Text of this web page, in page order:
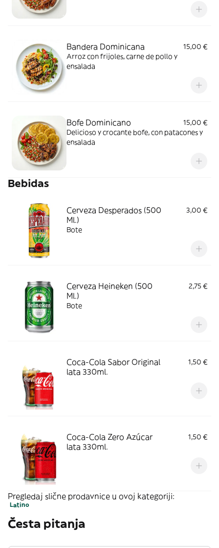
Bandera Dominicana
15,00 €
Arroz con frijoles, carne de pollo y
ensalada
Bofe Dominicano
15,00 €
Delicioso y crocante bofe, con patacones y
ensalada
Bebidas
Cerveza Desperados (500
Ml.)
3,00 €
Bote
Cerveza Heineken (500
Ml.)
2,75 €
Bote
Coca-Cola Sabor Original
lata 330ml.
1,50 €
Coca-Cola Zero Azúcar
lata 330ml.
1,50 €
Pregledaj slične prodavnice u ovoj kategoriji:
Latino
Česta pitanja